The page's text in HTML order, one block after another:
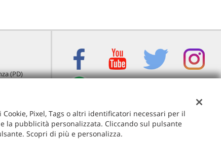
(PD)
Pixel, Tags o altri identificatori necessari per il
pubblicità personalizzata. Cliccando sul pulsante
Scopri di più e personalizza.